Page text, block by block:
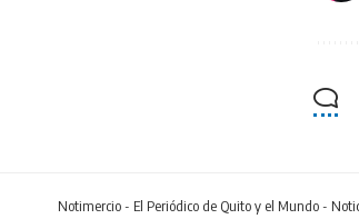
Notimercio - El Periódico de Quito y el Mundo -